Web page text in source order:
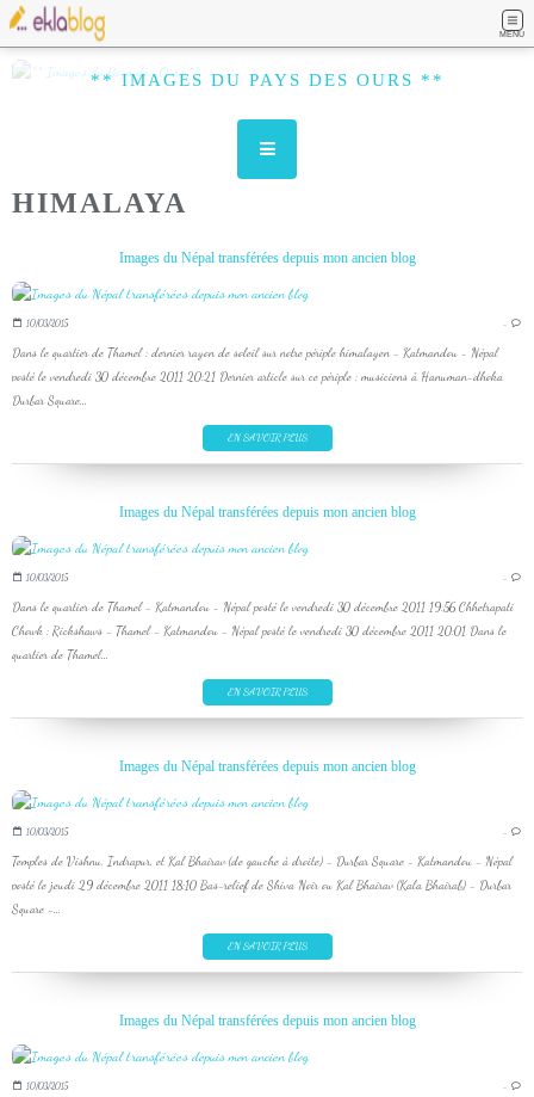
MENU
** IMAGES DU PAYS DES OURS **
HIMALAYA
Images du Népal transférées depuis mon ancien blog
10/03/2015 …
Dans le quartier de Thamel : dernier rayon de soleil sur notre périple himalayen - Katmandou - Népal
posté le vendredi 30 décembre 2011 20:21 Dernier article sur ce périple : musiciens à Hanuman-dhoka
Durbar Square...
EN SAVOIR PLUS
Images du Népal transférées depuis mon ancien blog
10/03/2015 …
Dans le quartier de Thamel - Katmandou - Népal posté le vendredi 30 décembre 2011 19:56 Chhetrapati
Chowk : Rickshaws - Thamel - Katmandou - Népal posté le vendredi 30 décembre 2011 20:01 Dans le
quartier de Thamel...
EN SAVOIR PLUS
Images du Népal transférées depuis mon ancien blog
10/03/2015 …
Temples de Vishnu, Indrapur, et Kal Bhairav (de gauche à droite) - Durbar Square - Katmandou - Népal
posté le jeudi 29 décembre 2011 18:10 Bas-relief de Shiva Noir ou Kal Bhairav (Kala Bhairab) - Durbar
Square -...
EN SAVOIR PLUS
Images du Népal transférées depuis mon ancien blog
10/03/2015 …